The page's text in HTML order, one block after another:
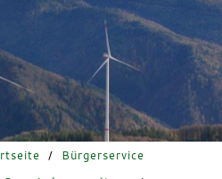
/
Bürgerservice